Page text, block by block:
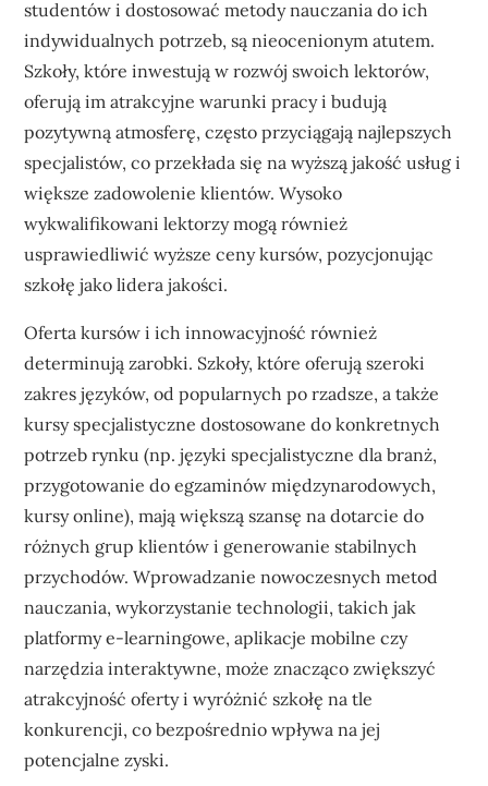
studentów i dostosować metody nauczania do ich
indywidualnych potrzeb, są nieocenionym atutem.
Szkoły, które inwestują w rozwój swoich lektorów,
oferują im atrakcyjne warunki pracy i budują
pozytywną atmosferę, często przyciągają najlepszych
specjalistów, co przekłada się na wyższą jakość usług i
większe zadowolenie klientów. Wysoko
wykwalifikowani lektorzy mogą również
usprawiedliwić wyższe ceny kursów, pozycjonując
szkołę jako lidera jakości.
Oferta kursów i ich innowacyjność również
determinują zarobki. Szkoły, które oferują szeroki
zakres języków, od popularnych po rzadsze, a także
kursy specjalistyczne dostosowane do konkretnych
potrzeb rynku (np. języki specjalistyczne dla branż,
przygotowanie do egzaminów międzynarodowych,
kursy online), mają większą szansę na dotarcie do
różnych grup klientów i generowanie stabilnych
przychodów. Wprowadzanie nowoczesnych metod
nauczania, wykorzystanie technologii, takich jak
platformy e-learningowe, aplikacje mobilne czy
narzędzia interaktywne, może znacząco zwiększyć
atrakcyjność oferty i wyróżnić szkołę na tle
konkurencji, co bezpośrednio wpływa na jej
potencjalne zyski.